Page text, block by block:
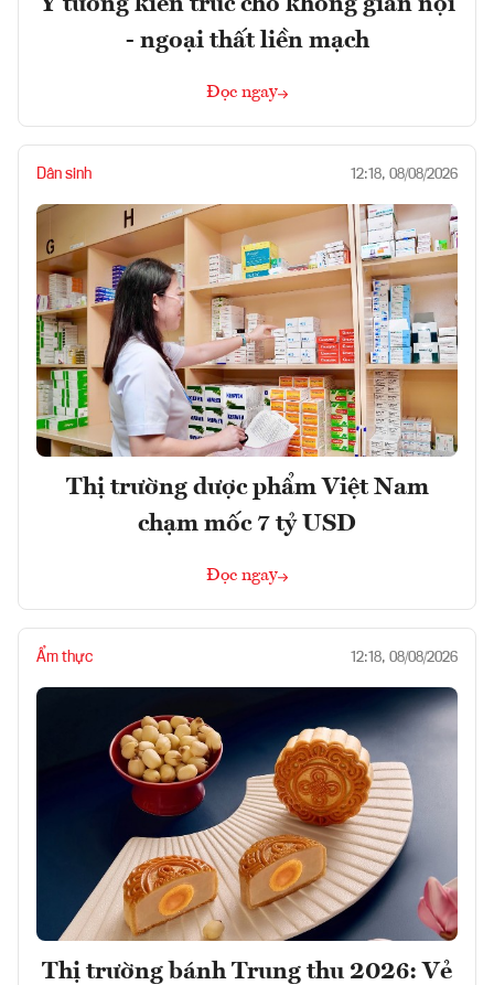
- ngoại thất liền mạch
Đọc ngay
Dân sinh 12:18, 08/08/2026
Thị trường dược phẩm Việt Nam
chạm mốc 7 tỷ USD
Đọc ngay
Ẩm thực 12:18, 08/08/2026
Thị trường bánh Trung thu 2026: Vẻ